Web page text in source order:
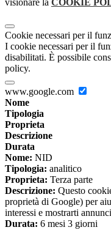
visionare la COOKIE
Cookie necessari per il
I cookie necessari per il
disabilitati. È possibile
policy.
www.google.com
Nome
Tipologia
Proprieta
Descrizione
Durata
Nome: NID
Tipologia: analitico
Proprieta: Terza parte
Descrizione: Questo
proprietà di Google) per
interessi e mostrarti
Durata: 6 mesi 3 giorni